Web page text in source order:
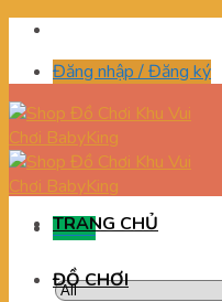
Skip
contentĐăng nhập / Đăng ký
Menu
TRANG CHỦ
ĐỒ CHƠI